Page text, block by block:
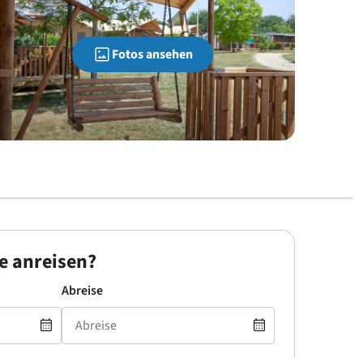
Fotos ansehen
anreisen?
Abreise